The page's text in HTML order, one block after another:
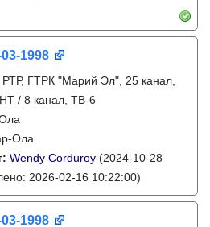
1998
ГТРК "Марий Эл", 25 канал,
/ 8 канал, ТВ-6
Ола
Wendy Corduroy (2024-10-28
2026-02-16 10:22:00)
1998